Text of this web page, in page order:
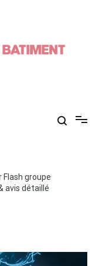
Flash groupe
avis détaillé